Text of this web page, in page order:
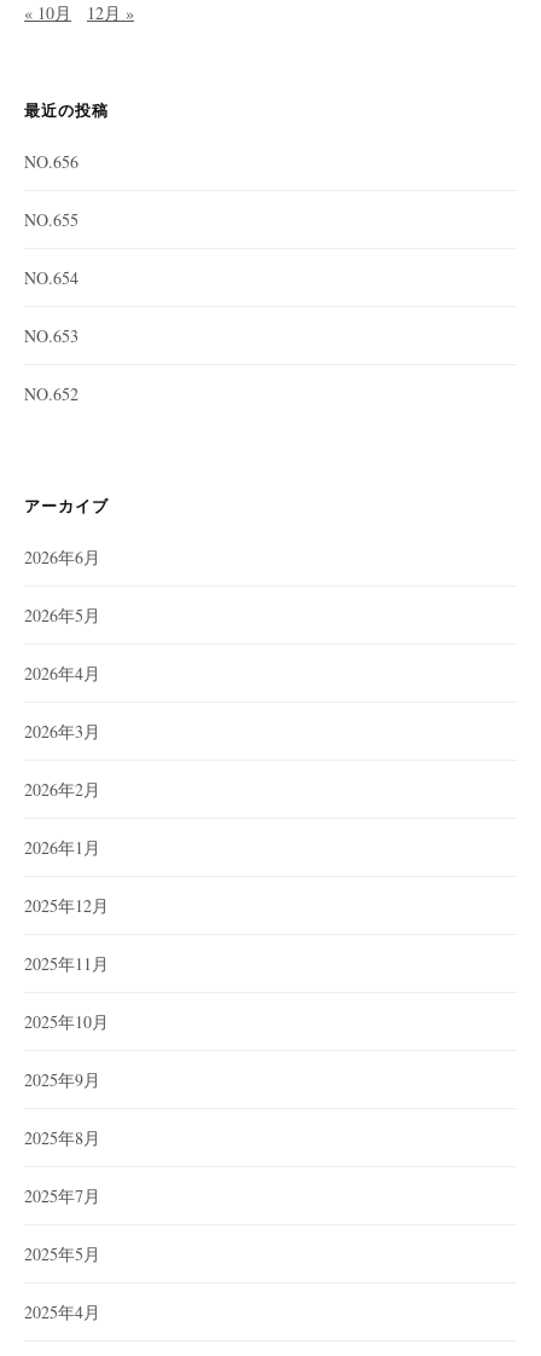
« 10月 12月 »
最近の投稿
NO.656
NO.655
NO.654
NO.653
NO.652
アーカイブ
2026年6月
2026年5月
2026年4月
2026年3月
2026年2月
2026年1月
2025年12月
2025年11月
2025年10月
2025年9月
2025年8月
2025年7月
2025年5月
2025年4月